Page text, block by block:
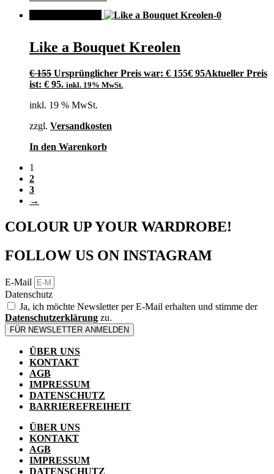
Like a Bouquet Kreolen
€155 Ursprünglicher Preis war: € 155€ 95Aktueller Preis
ist: € 95. inkl. 19% MwSt.
inkl. 19 % MwSt.
zzgl. Versandkosten
In den Warenkorb
1
2
3
→
COLOUR UP YOUR WARDROBE!
FOLLOW US ON INSTAGRAM
E-Mail
Datenschutz
Ja, ich möchte Newsletter per E-Mail erhalten und stimme der
Datenschutzerklärung zu.
FÜR NEWSLETTER ANMELDEN
ÜBER UNS
KONTAKT
AGB
IMPRESSUM
DATENSCHUTZ
BARRIEREFREIHEIT
ÜBER UNS
KONTAKT
AGB
IMPRESSUM
DATENSCHUTZ